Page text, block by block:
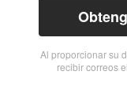
Al proporcionar su
recibir correos